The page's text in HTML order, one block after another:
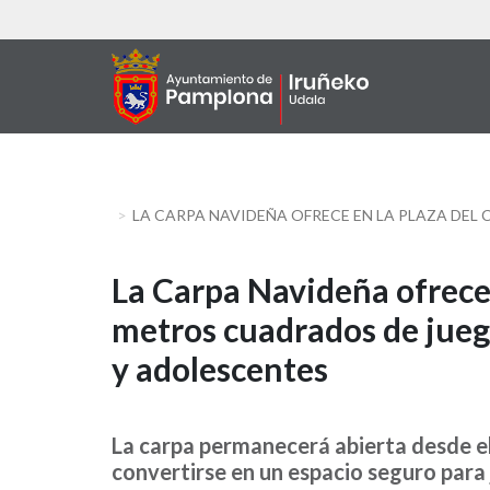
to
LA CARPA NAVIDEÑA OFRECE EN LA PLAZA
La
Carpa
Navideña
ofrece
en
La Carpa Navideña
metros cuadrados de
y adolescentes
La carpa permanecerá abierta desde
convertirse en un espacio seguro